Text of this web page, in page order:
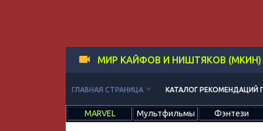
МИР КАЙФОВ И НИШТЯКОВ (МКИН)
ГЛАВНАЯ СТРАНИЦА keyboard_arrow_down КАТАЛОГ РЕКОМЕНДАЦИЙ
MARVEL Мультфильмы Фэнтези